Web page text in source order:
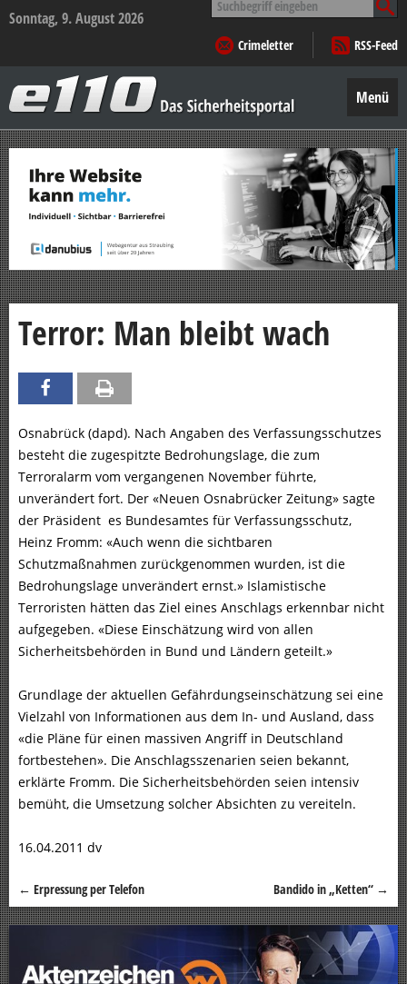
Sonntag, 9. August 2026
nach:
Crimeletter
RSS-Feed
–
Das
Sicherheitsportal
Menü
Zum
Inhalt
springen
Terror: Man bleibt wach
Osnabrück (dapd). Nach Angaben des Verfassungsschutzes
besteht die zugespitzte Bedrohungslage, die zum
Terroralarm vom vergangenen November führte,
unverändert fort. Der «Neuen Osnabrücker Zeitung» sagte
der Präsident es Bundesamtes für Verfassungsschutz,
Heinz Fromm: «Auch wenn die sichtbaren
Schutzmaßnahmen zurückgenommen wurden, ist die
Bedrohungslage unverändert ernst.» Islamistische
Terroristen hätten das Ziel eines Anschlags erkennbar nicht
aufgegeben. «Diese Einschätzung wird von allen
Sicherheitsbehörden in Bund und Ländern geteilt.»
Grundlage der aktuellen Gefährdungseinschätzung sei eine
Vielzahl von Informationen aus dem In- und Ausland, dass
«die Pläne für einen massiven Angriff in Deutschland
fortbestehen». Die Anschlagsszenarien seien bekannt,
erklärte Fromm. Die Sicherheitsbehörden seien intensiv
bemüht, die Umsetzung solcher Absichten zu vereiteln.
16.04.2011 dv
Beitragsnavigation
← Erpressung per Telefon Bandido in „Ketten“ →